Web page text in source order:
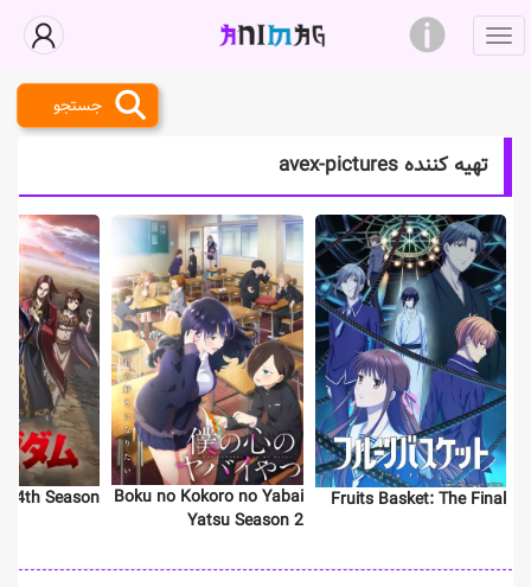
جستجو
تهیه کننده avex-pictures
Fruits Basket: The Final
Boku no Kokoro no Yabai
Yatsu Season 2
4th Season